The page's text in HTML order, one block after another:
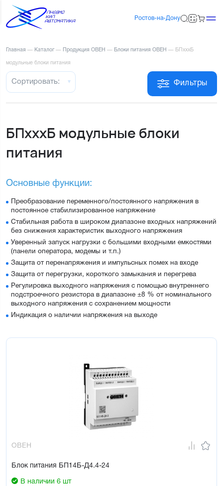
Ростов-на-Дону
Главная — Каталог — Продукция ОВЕН — Блоки питания ОВЕН — БПхххБ
модульные блоки питания
Фильтры
Сортировать:
БПхххБ модульные блоки
питания
Основные функции:
Преобразование переменного/постоянного напряжения в
постоянное стабилизированное напряжение
Стабильная работа в широком диапазоне входных напряжений
без снижения характеристик выходного напряжения
Уверенный запуск нагрузки с большими входными емкостями
(панели оператора, модемы и т.п.)
Защита от перенапряжения и импульсных помех на входе
Защита от перегрузки, короткого замыкания и перегрева
Регулировка выходного напряжения с помощью внутреннего
подстроечного резистора в диапазоне ±8 % от номинального
выходного напряжения с сохранением мощности
Индикация о наличии напряжения на выходе
ОВЕН
Блок питания БП14Б-Д4.4-24
В наличии 6 шт